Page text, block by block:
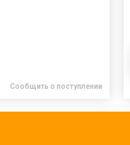
Сообщить о поступлении